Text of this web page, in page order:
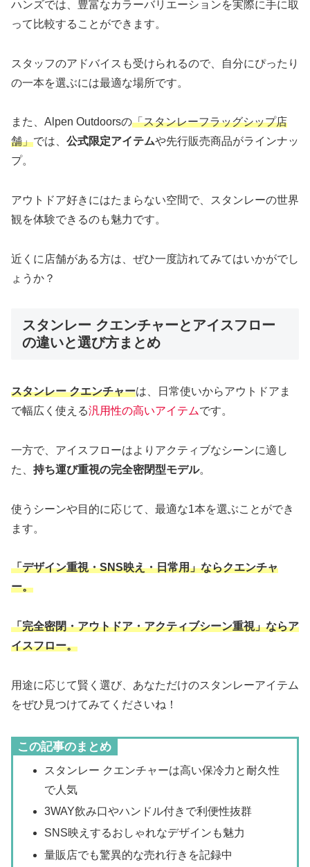
ハンズでは、豊富なカラーバリエーションを実際に手に取
って比較することができます。
スタッフのアドバイスも受けられるので、自分にぴったり
の一本を選ぶには最適な場所です。
また、Alpen Outdoorsの「スタンレーフラッグシップ店
舗」では、 公式限定アイテムや先行販売商品がラインナッ
プ。
アウトドア好きにはたまらない空間で、スタンレーの世界
観を体験できるのも魅力です。
近くに店舗がある方は、ぜひ一度訪れてみてはいかがでし
ょうか？
スタンレー クエンチャーとアイスフロー
の違いと選び方まとめ
スタンレー クエンチャーは、日常使いからアウトドアま
で幅広く使える汎用性の高いアイテムです。
一方で、アイスフローはよりアクティブなシーンに適し
た、 持ち運び重視の完全密閉型モデル。
使うシーンや目的に応じて、最適な1本を選ぶことができ
ます。
「デザイン重視・SNS映え・日常用」ならクエンチャ
ー。
「完全密閉・アウトドア・アクティブシーン重視」ならア
イスフロー。
用途に応じて賢く選び、あなただけのスタンレーアイテム
をぜひ見つけてみてくださいね！
この記事のまとめ
スタンレー クエンチャーは高い保冷力と耐久性
で人気
3WAY飲み口やハンドル付きで利便性抜群
SNS映えするおしゃれなデザインも魅力
量販店でも驚異的な売れ行きを記録中